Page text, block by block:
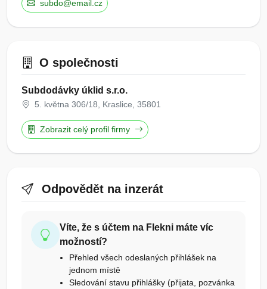
subdo@email.cz
O společnosti
Subdodávky úklid s.r.o.
5. května 306/18, Kraslice, 35801
Zobrazit celý profil firmy
Odpovědět na inzerát
Víte, že s účtem na Flekni máte víc
možností?
Přehled všech odeslaných přihlášek na
jednom místě
Sledování stavu přihlášky (přijata, pozvánka